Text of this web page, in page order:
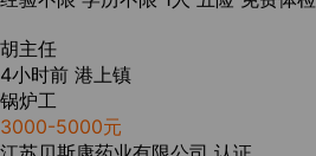
胡主任
4小时前 港上镇
锅炉工
3000-5000元